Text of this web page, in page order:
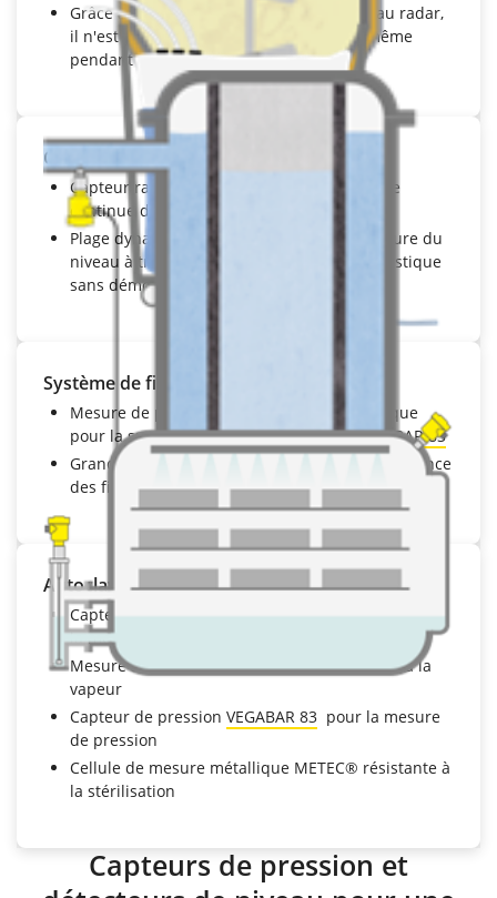
Grâce à l'excellente focalisation du faisceau radar,
il n'est pas influencé par les agitateurs, même
pendant le nettoyage
Cuve en plastique à usage unique
Capteur radar
pour la mesure
continue du niveau de remplissage
Plage dynamique élevée permettant la mesure du
niveau à travers les parois des cuves en plastique
sans démontage du capteur
Système de filtration
Mesure de pression différentielle électronique
pour la surveillance des filtres avec leVEGABAR 83
Grande qualité des produits grâce à la surveillance
des filtres
Autoclave
Capteur radar à ondes guidéesVEGAFLEX 81pour
la mesure de niveau continue
Mesure sûre insensible à la condensation et à la
vapeur
Capteur de pression VEGABAR 83 pour la mesure
de pression
Cellule de mesure métallique METEC® résistante à
la stérilisation
Capteurs de pression et